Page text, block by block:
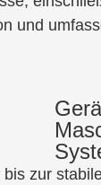
und
zur